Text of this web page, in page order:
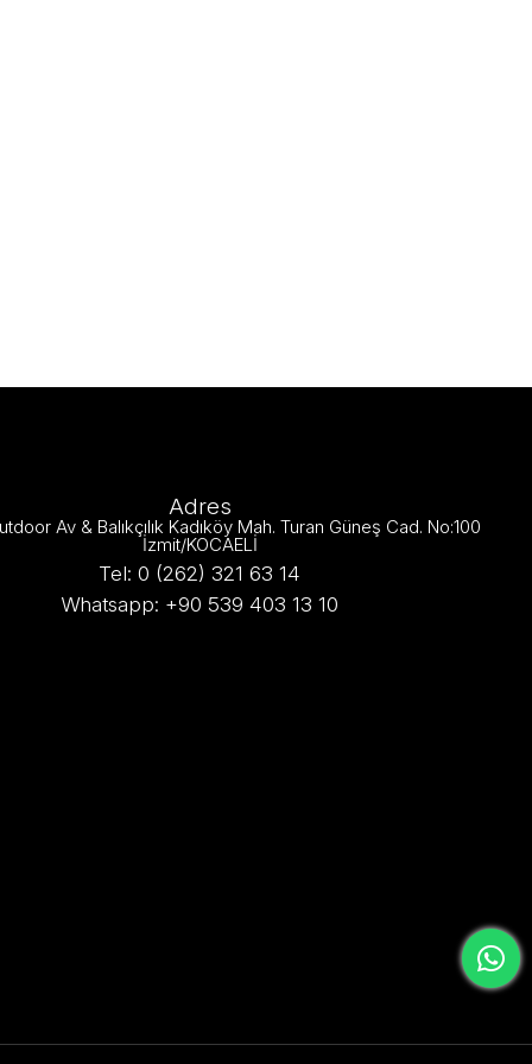
Adres
Av & Balıkçılık Kadıköy Mah. Turan Güneş Cad. No:100
İzmit/KOCAELİ
Tel: 0 (262) 321 63 14
Whatsapp: +90 539 403 13 10